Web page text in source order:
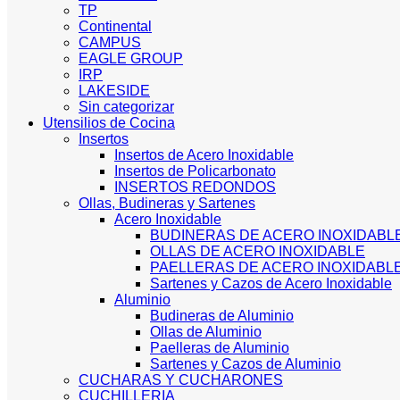
TP
Continental
CAMPUS
EAGLE GROUP
IRP
LAKESIDE
Sin categorizar
Utensilios de Cocina
Insertos
Insertos de Acero Inoxidable
Insertos de Policarbonato
INSERTOS REDONDOS
Ollas, Budineras y Sartenes
Acero Inoxidable
BUDINERAS DE ACERO
OLLAS DE ACERO INOXIDABLE
PAELLERAS DE ACERO
Sartenes y Cazos de Acero Inoxidable
Aluminio
Budineras de Aluminio
Ollas de Aluminio
Paelleras de Aluminio
Sartenes y Cazos de Aluminio
CUCHARAS Y CUCHARONES
CUCHILLERIA